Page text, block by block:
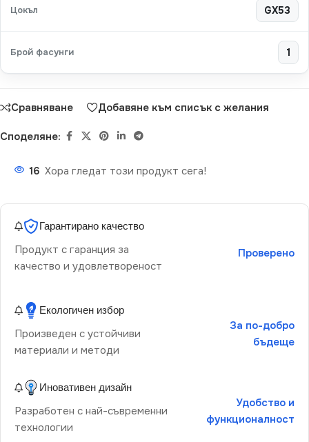
Цокъл GX53
Брой фасунги 1
Сравняване Добавяне към списък с желания
Споделяне:
16 Хора гледат този продукт сега!
Гарантирано качество
Продукт с гаранция за
качество и удовлетвореност
Проверено
Екологичен избор
Произведен с устойчиви
материали и методи
За по-добро
бъдеще
Иновативен дизайн
Разработен с най-съвременни
технологии
Удобство и
функционалност